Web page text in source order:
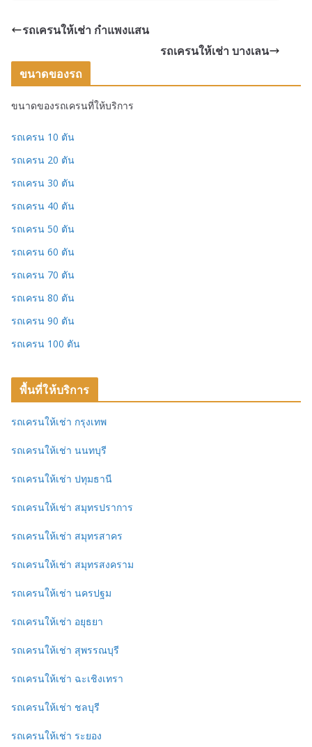
รถเครนให้เช่า กำแพงแสน
รถเครนให้เช่า บางเลน
ขนาดของรถ
ขนาดของรถเครนที่ให้บริการ
รถเครน 10 ตัน
รถเครน 20 ตัน
รถเครน 30 ตัน
รถเครน 40 ตัน
รถเครน 50 ตัน
รถเครน 60 ตัน
รถเครน 70 ตัน
รถเครน 80 ตัน
รถเครน 90 ตัน
รถเครน 100 ตัน
พื้นที่ให้บริการ
รถเครนให้เช่า กรุงเทพ
รถเครนให้เช่า นนทบุรี
รถเครนให้เช่า ปทุมธานี
รถเครนให้เช่า สมุทรปราการ
รถเครนให้เช่า สมุทรสาคร
รถเครนให้เช่า สมุทรสงคราม
รถเครนให้เช่า นครปฐม
รถเครนให้เช่า อยุธยา
รถเครนให้เช่า สุพรรณบุรี
รถเครนให้เช่า ฉะเชิงเทรา
รถเครนให้เช่า ชลบุรี
รถเครนให้เช่า ระยอง